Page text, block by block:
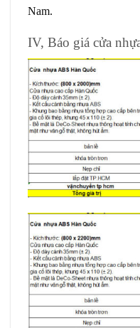
Nam.
IV, Báo giá cửa